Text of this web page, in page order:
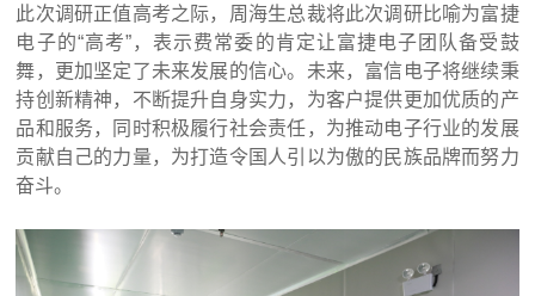
此次调研正值高考之际，周海生总裁将此次调研比喻为富捷
电子的“高考”，表示费常委的肯定让富捷电子团队备受鼓
舞，更加坚定了未来发展的信心。未来，富信电子将继续秉
持创新精神，不断提升自身实力，为客户提供更加优质的产
品和服务，同时积极履行社会责任，为推动电子行业的发展
贡献自己的力量，为打造令国人引以为傲的民族品牌而努力
奋斗。